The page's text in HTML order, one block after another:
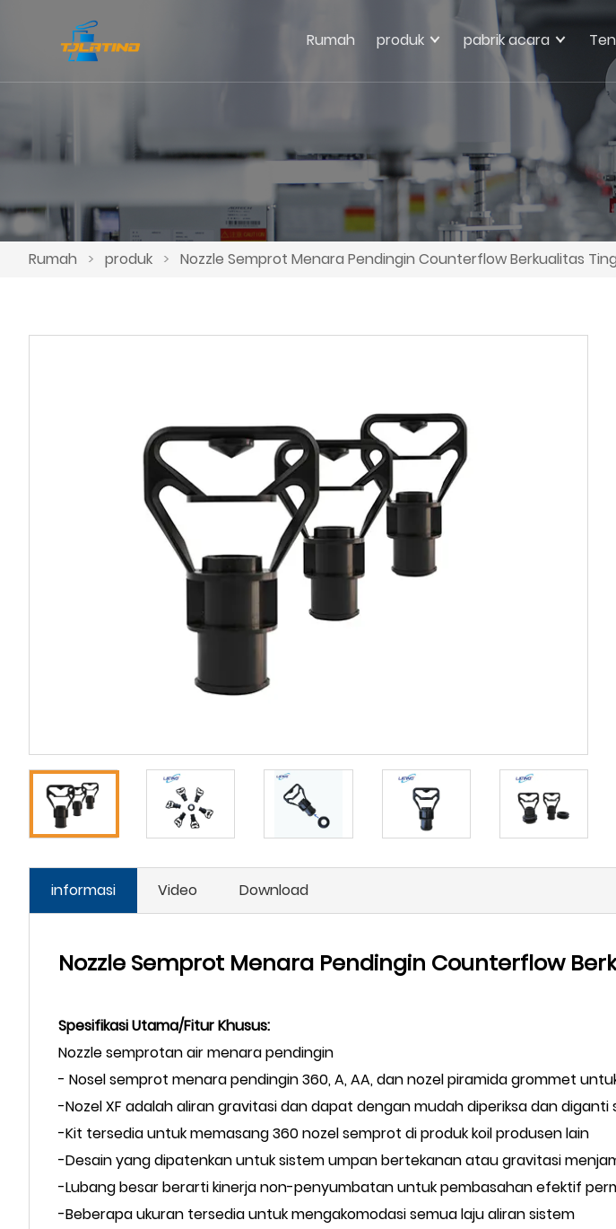
Rumah produk pabrik acara
Rumah > produk > Nozzle Semprot Menara Pendingin Counterflow Berkualitas
informasi Video Download
Nozzle Semprot Menara Pendingin Counterflow
Spesifikasi Utama/Fitur Khusus:
Nozzle semprotan air menara pendingin
- Nosel semprot menara pendingin 360, A, AA, dan nozel piramida grommet
-Nozel XF adalah aliran gravitasi dan dapat dengan mudah diperiksa dan
-Kit tersedia untuk memasang 360 nozel semprot di produk koil produsen lain
-Desain yang dipatenkan untuk sistem umpan bertekanan atau gravitasi
-Lubang besar berarti kinerja non-penyumbatan untuk pembasahan efektif
-Beberapa ukuran tersedia untuk mengakomodasi semua laju aliran sistem